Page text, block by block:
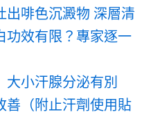
出啡色沉澱物 深層清
功效有限？專家逐一
大小汗腺分泌有別
善（附止汗劑使用貼